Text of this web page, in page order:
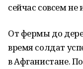
сейчас совсем не
От фермы до
время солдат
в Афганистане.